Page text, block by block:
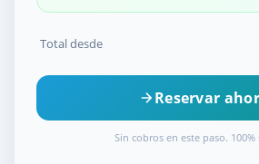
Total desde
Reservar
Sin cobros en este paso. 100%